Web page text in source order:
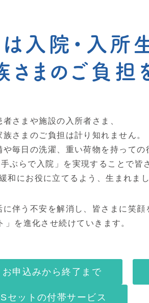
は入院・入所
さまのご負担
者さまや施設の入所者さま、
さまのご負担は計り知れません。
や毎日の洗濯、重い荷物を持って
ぶらで入院」を実現することで皆
和にお役に立てるよう、生まれまし
伴う不安を解消し、皆さまに笑顔
」を進化させ続けていきます。
申込みから終了まで
セットの付帯サービス